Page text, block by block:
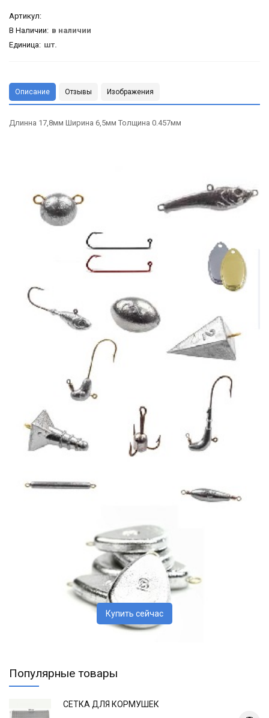
Артикул:
В Наличии: в наличии
Единица: шт.
Описание Отзывы Изображения
Длинна 17,8мм Ширина 6,5мм Толщина 0.457мм
Купить сейчас
Популярные товары
СЕТКА ДЛЯ КОРМУШЕК